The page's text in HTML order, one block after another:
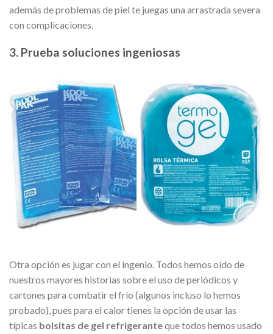
además de problemas de piel te juegas una arrastrada severa
con complicaciones.
3. Prueba soluciones ingeniosas
Otra opción es jugar con el ingenio. Todos hemos oído de
nuestros mayores historias sobre el uso de periódicos y
cartones para combatir el frío (algunos incluso lo hemos
probado), pues para el calor tienes la opción de usar las
típicas bolsitas de gel refrigeranteque todos hemos usado